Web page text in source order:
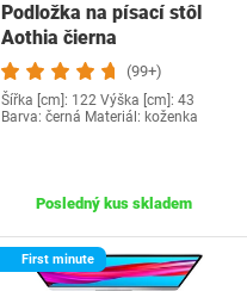
Podložka na písací stôl
Aothia ‎čierna
(99+)
Šířka [cm]: 122 Výška [cm]: 43
Barva: černá Materiál: koženka
Posledný kus skladem
First minute